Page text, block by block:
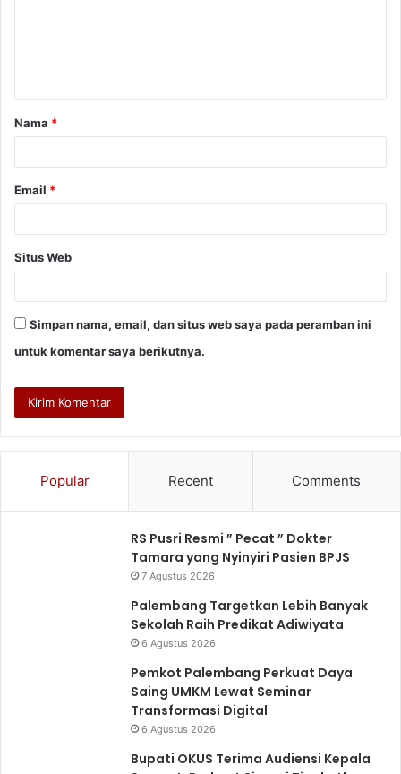
a
r
Nama *
Email *
Situs Web
Simpan nama, email, dan situs web saya pada peramban ini
untuk komentar saya berikutnya.
Popular Recent Comments
RS Pusri Resmi ” Pecat ” Dokter
Tamara yang Nyinyiri Pasien BPJS
7 Agustus 2026
Palembang Targetkan Lebih Banyak
Sekolah Raih Predikat Adiwiyata
6 Agustus 2026
Pemkot Palembang Perkuat Daya
Saing UMKM Lewat Seminar
Transformasi Digital
6 Agustus 2026
Bupati OKUS Terima Audiensi Kepala